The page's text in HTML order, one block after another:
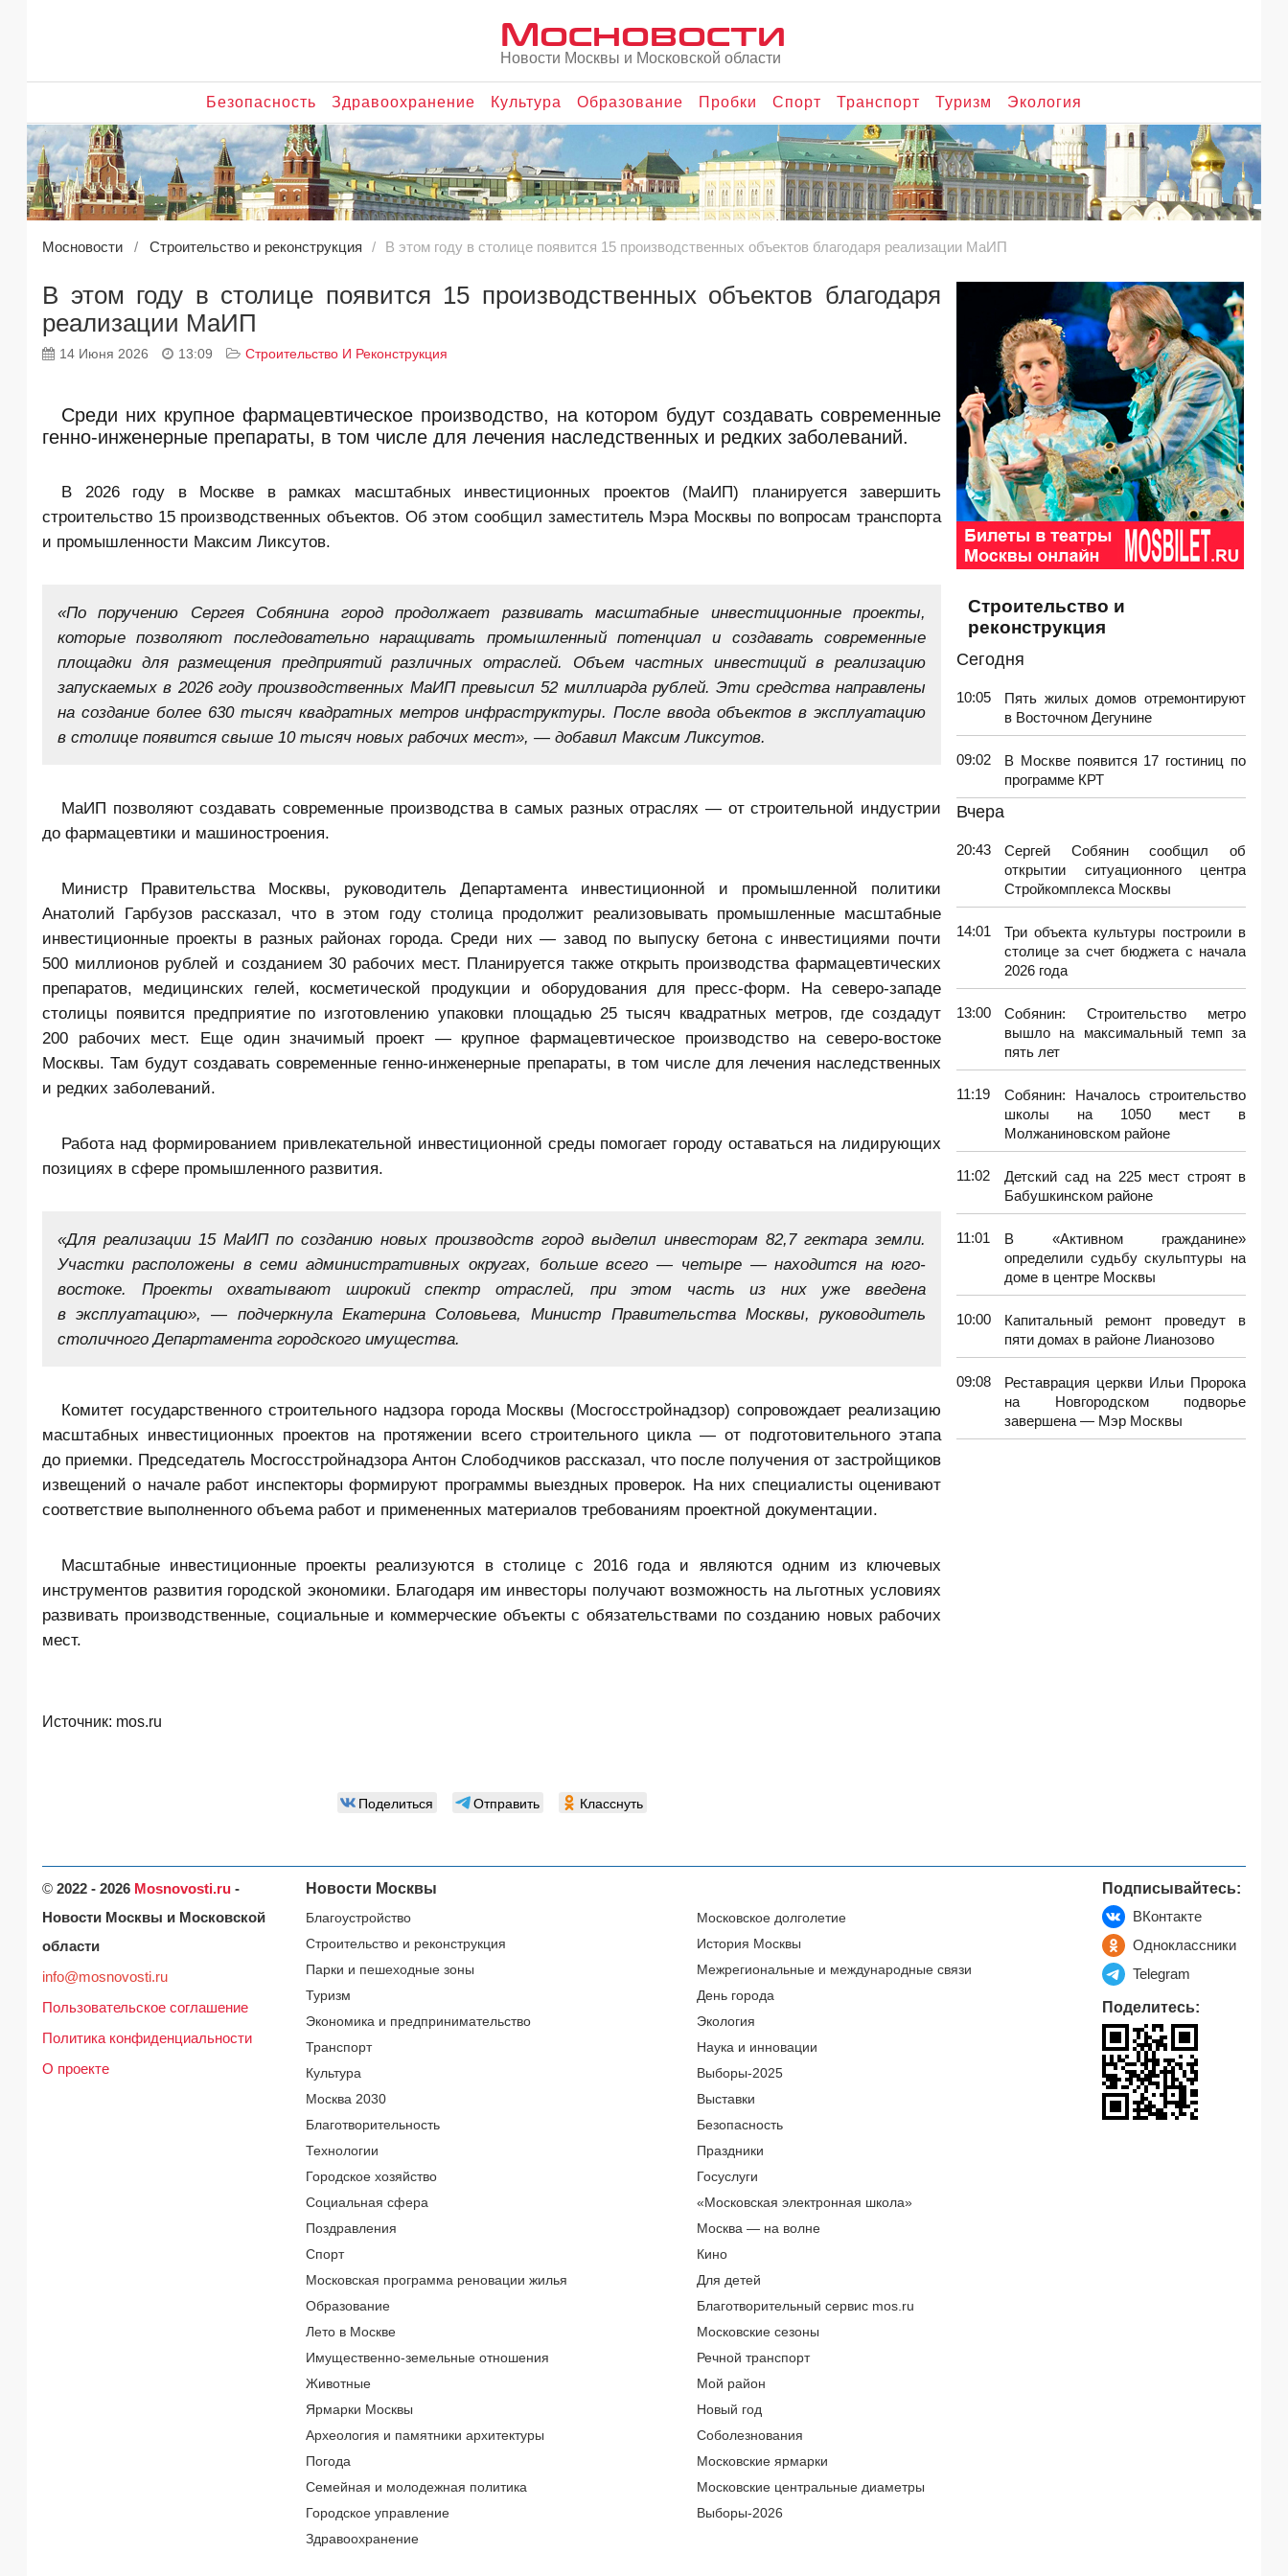
Мосновости
Новости Москвы и Московской области
Безопасность Здравоохранение Культура Образование Пробки Спорт Транспорт Туризм Экология
Мосновости Строительство и реконструкция В этом году в столице появится 15 производственных объектов благодаря реализации МаИП
В этом году в столице появится 15 производственных объектов благодаря
реализации МаИП
14 Июня 2026 13:09 Строительство И Реконструкция
Среди них крупное фармацевтическое производство, на котором будут создавать современные
генно-инженерные препараты, в том числе для лечения наследственных и редких заболеваний.
В 2026 году в Москве в рамках масштабных инвестиционных проектов(МаИП) планируется завершить
строительство 15 производственных объектов. Об этом сообщил заместитель Мэра Москвы по вопросам транспорта
и промышленности Максим Ликсутов.
«По поручению Сергея Собянина город продолжает развивать масштабные инвестиционные проекты,
которые позволяют последовательно наращивать промышленный потенциал и создавать современные
площадки для размещения предприятий различных отраслей. Объем частных инвестиций в реализацию
запускаемых в 2026 году производственных МаИП превысил 52 миллиарда рублей. Эти средства направлены
на создание более 630 тысяч квадратных метров инфраструктуры. После ввода объектов в эксплуатацию
в столице появится свыше 10 тысяч новых рабочих мест», — добавил Максим Ликсутов.
МаИП позволяют создавать современные производства в самых разных отраслях — от строительной индустрии
до фармацевтики и машиностроения.
Министр Правительства Москвы, руководитель Департамента инвестиционной и промышленной политики
Анатолий Гарбузов рассказал, что в этом году столица продолжит реализовывать промышленные масштабные
инвестиционные проекты в разных районах города. Среди них — завод по выпуску бетона с инвестициями почти
500 миллионов рублей и созданием 30 рабочих мест. Планируется также открыть производства фармацевтических
препаратов, медицинских гелей, косметической продукции и оборудования для пресс-форм. На северо-западе
столицы появится предприятие по изготовлению упаковки площадью 25 тысяч квадратных метров, где создадут
200 рабочих мест. Еще один значимый проект — крупное фармацевтическое производство на северо-востоке
Москвы. Там будут создавать современные генно-инженерные препараты, в том числе для лечения наследственных
и редких заболеваний.
Работа над формированием привлекательной инвестиционной среды помогает городу оставаться на лидирующих
позициях в сфере промышленного развития.
«Для реализации 15 МаИП по созданию новых производств город выделил инвесторам 82,7 гектара земли.
Участки расположены в семи административных округах, больше всего — четыре — находится на юго-
востоке. Проекты охватывают широкий спектр отраслей, при этом часть из них уже введена
в эксплуатацию», — подчеркнула Екатерина Соловьева, Министр Правительства Москвы, руководитель
столичного Департамента городского имущества.
Комитет государственного строительного надзора города Москвы (Мосгосстройнадзор) сопровождает реализацию
масштабных инвестиционных проектов на протяжении всего строительного цикла — от подготовительного этапа
до приемки. Председатель Мосгосстройнадзора Антон Слободчиков рассказал, что после получения от застройщиков
извещений о начале работ инспекторы формируют программы выездных проверок. На них специалисты оценивают
соответствие выполненного объема работ и примененных материалов требованиям проектной документации.
Масштабные инвестиционные проекты реализуются в столице с 2016 года и являются одним из ключевых
инструментов развития городской экономики. Благодаря им инвесторы получают возможность на льготных условиях
развивать производственные, социальные и коммерческие объекты с обязательствами по созданию новых рабочих
мест.
Источник: mos.ru
Поделиться Отправить Класснуть
Строительство и
реконструкция
Сегодня
10:05
Пять жилых домов отремонтируют
в Восточном Дегунине
09:02
В Москве появится 17 гостиниц по
программе КРТ
Вчера
20:43
Сергей Собянин сообщил об
открытии ситуационного центра
Стройкомплекса Москвы
14:01
Три объекта культуры построили в
столице за счет бюджета с начала
2026 года
13:00
Собянин: Строительство метро
вышло на максимальный темп за
пять лет
11:19
Собянин: Началось строительство
школы на 1050 мест в
Молжаниновском районе
11:02
Детский сад на 225 мест строят в
Бабушкинском районе
11:01
В «Активном гражданине»
определили судьбу скульптуры на
доме в центре Москвы
10:00
Капитальный ремонт проведут в
пяти домах в районе Лианозово
09:08
Реставрация церкви Ильи Пророка
на Новгородском подворье
завершена — Мэр Москвы
© 2022 - 2026 Mosnovosti.ru -
Новости Москвы и Московской
области
info@mosnovosti.ru
Пользовательское соглашение
Политика конфиденциальности
О проекте
Новости Москвы
Благоустройство
Строительство и реконструкция
Парки и пешеходные зоны
Туризм
Экономика и предпринимательство
Транспорт
Культура
Москва 2030
Благотворительность
Технологии
Городское хозяйство
Социальная сфера
Поздравления
Спорт
Московская программа реновации жилья
Образование
Лето в Москве
Имущественно-земельные отношения
Животные
Ярмарки Москвы
Археология и памятники архитектуры
Погода
Семейная и молодежная политика
Городское управление
Здравоохранение
Московское долголетие
История Москвы
Межрегиональные и международные связи
День города
Экология
Наука и инновации
Выборы-2025
Выставки
Безопасность
Праздники
Госуслуги
«Московская электронная школа»
Москва — на волне
Кино
Для детей
Благотворительный сервис mos.ru
Московские сезоны
Речной транспорт
Мой район
Новый год
Соболезнования
Московские ярмарки
Московские центральные диаметры
Выборы-2026
Подписывайтесь:
ВКонтакте
Одноклассники
Telegram
Поделитесь: